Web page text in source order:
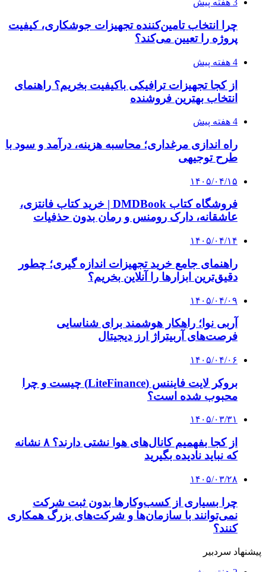
از کجا بفهمیم کانال‌های هوا نشتی دارند؟ ۸ نشانه
که نباید نادیده بگیرید
۱۴۰۵/۰۳/۲۸
چرا بسیاری از کسب‌وکارها بدون ثبت شرکت
نمی‌توانند با سازمان‌ها و شرکت‌های بزرگ همکاری
2 هفته پیش
۱۴۰۳/۱۱/۱۸
۱۴۰۳/۱۱/۱۷
استودیو همشهری در کاخ جشنواره فیلم فجر
۱۴۰۳/۱۱/۰۸
دستور پزشکیان برای رسوایی آمارسازان | اسامی
جان‌باختگان حوادث دی‌ماه‌ منتشر می‌شود
۱۴۰۳/۱۱/۰۸
اقدام بی سابقه پزشکیان و دعوت از معترضان در
جلسه دولت! + ویدئو | توضیحات آقای وزیر
کلیه حقوق متعلق به راهیان اقتصادی می باشد
دکمه بازگشت به بالا